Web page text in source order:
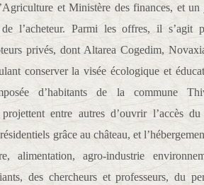
et Ministère des finances, et
l’acheteur. Parmi les offres, il s’agit
privés, dont Altarea Cogedim,
conserver la visée écologique et
d’habitants de la commune
entre autres d’ouvrir l’accès
grâce au château, et
alimentation, agro-industrie
des chercheurs et professeurs, du